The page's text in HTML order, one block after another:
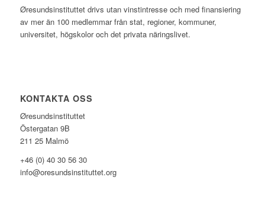
Øresundsinstituttet drivs utan vinst­intresse och med finansiering
av mer än 100 medlemmar från stat, regioner, kommuner,
universitet, högskolor och det privata näringslivet.
KONTAKTA OSS
Øresundsinstituttet
Östergatan 9B
211 25 Malmö
+46 (0) 40 30 56 30
info@oresundsinstituttet.org